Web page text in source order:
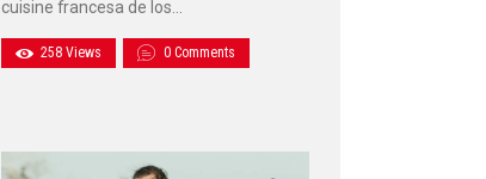
cuisine francesa de los…
258 Views 0 Comments